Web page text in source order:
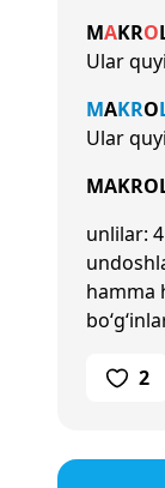
MAKRO
Ular
MAKRO
Ular
unlilar: 4
hamma
2